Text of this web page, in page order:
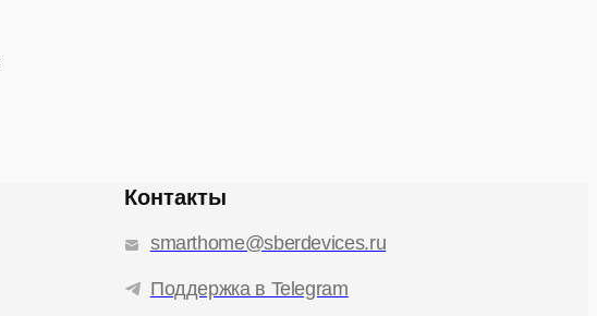
Контакты
smarthome@sberdevices.ru
Поддержка в Telegram